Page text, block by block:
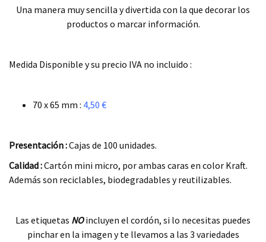
Una manera muy sencilla y divertida con la que decorar los
productos o marcar información.
Medida Disponible y su precio IVA no incluido :
70 x 65 mm : 4,50 €
Presentación :Cajas de 100 unidades.
Calidad :Cartón mini micro, por ambas caras en color Kraft.
Además son reciclables, biodegradables y reutilizables.
Las etiquetas NOincluyen el cordón, si lo necesitas puedes
pinchar en la imagen y te llevamos a las 3 variedades